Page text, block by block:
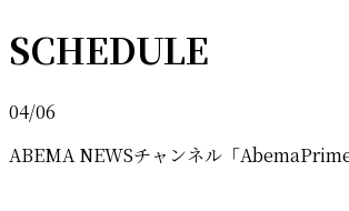
SCHEDULE
04/06
ABEMA NEWSチャンネル「